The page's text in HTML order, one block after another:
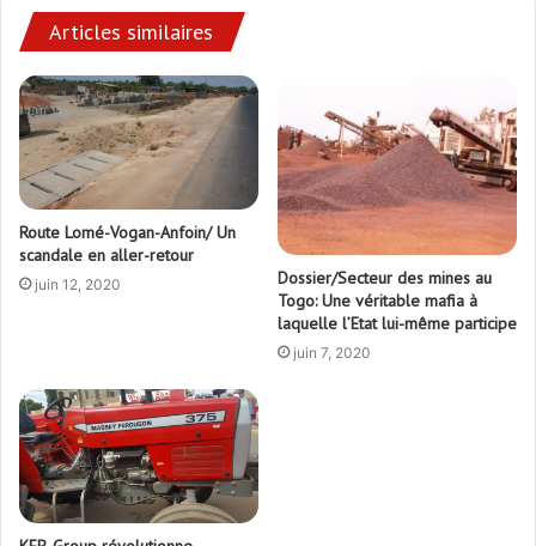
Articles similaires
Route Lomé-Vogan-Anfoin/ Un
scandale en aller-retour
juin 12, 2020
Dossier/Secteur des mines au
Togo: Une véritable mafia à
laquelle l’Etat lui-même participe
juin 7, 2020